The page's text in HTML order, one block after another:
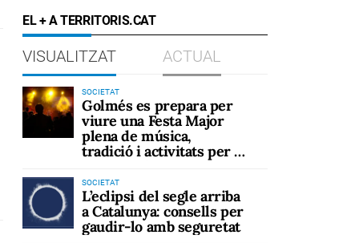
EL + A TERRITORIS.CAT
VISUALITZAT ACTUAL
SOCIETAT
Golmés es prepara per
viure una Festa Major
plena de música,
tradició i activitats per a
SOCIETAT
L’eclipsi del segle arriba
a Catalunya: consells per
gaudir-lo amb seguretat